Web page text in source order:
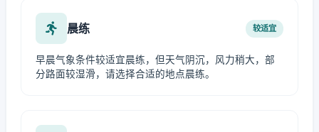
晨练 较适宜
早晨气象条件较适宜晨练，但天气阴沉，风力稍大，部
分路面较湿滑，请选择合适的地点晨练。